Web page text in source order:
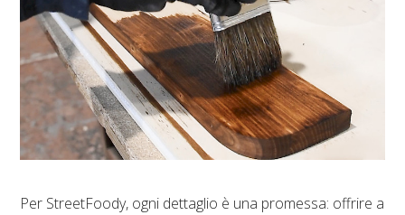
Per StreetFoody, ogni dettaglio è una promessa: offrire a